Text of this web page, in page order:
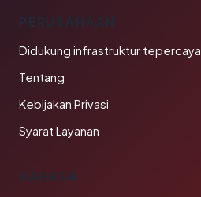
PERUSAHAAN
Didukung infrastruktur tepercaya
Tentang
Kebijakan Privasi
Syarat Layanan
BAHASA